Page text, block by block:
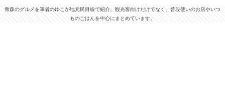
青森のグルメを筆者のゆこが地元民目線で紹介。観光客向けだけでなく、普段使いのお店やいつ
ものごはんを中心にまとめています。